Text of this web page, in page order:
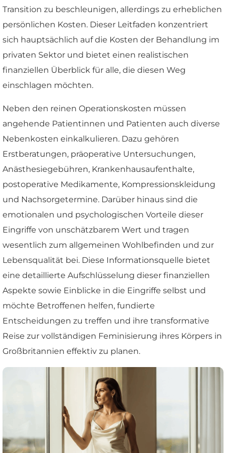
Transition zu beschleunigen, allerdings zu erheblichen
persönlichen Kosten. Dieser Leitfaden konzentriert
sich hauptsächlich auf die Kosten der Behandlung im
privaten Sektor und bietet einen realistischen
finanziellen Überblick für alle, die diesen Weg
einschlagen möchten.
Neben den reinen Operationskosten müssen
angehende Patientinnen und Patienten auch diverse
Nebenkosten einkalkulieren. Dazu gehören
Erstberatungen, präoperative Untersuchungen,
Anästhesiegebühren, Krankenhausaufenthalte,
postoperative Medikamente, Kompressionskleidung
und Nachsorgetermine. Darüber hinaus sind die
emotionalen und psychologischen Vorteile dieser
Eingriffe von unschätzbarem Wert und tragen
wesentlich zum allgemeinen Wohlbefinden und zur
Lebensqualität bei. Diese Informationsquelle bietet
eine detaillierte Aufschlüsselung dieser finanziellen
Aspekte sowie Einblicke in die Eingriffe selbst und
möchte Betroffenen helfen, fundierte
Entscheidungen zu treffen und ihre transformative
Reise zur vollständigen Feminisierung ihres Körpers in
Großbritannien effektiv zu planen.